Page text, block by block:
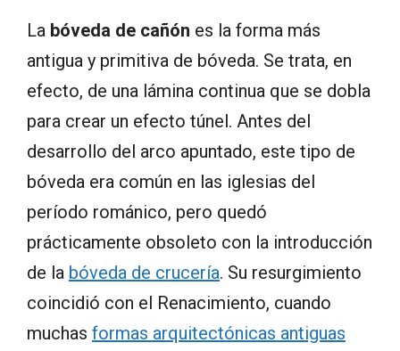
La bóveda de cañón es la forma más
antigua y primitiva de bóveda. Se trata, en
efecto, de una lámina continua que se dobla
para crear un efecto túnel. Antes del
desarrollo del arco apuntado, este tipo de
bóveda era común en las iglesias del
período románico, pero quedó
prácticamente obsoleto con la introducción
de la bóveda de crucería. Su resurgimiento
coincidió con el Renacimiento, cuando
muchas formas arquitectónicas antiguas